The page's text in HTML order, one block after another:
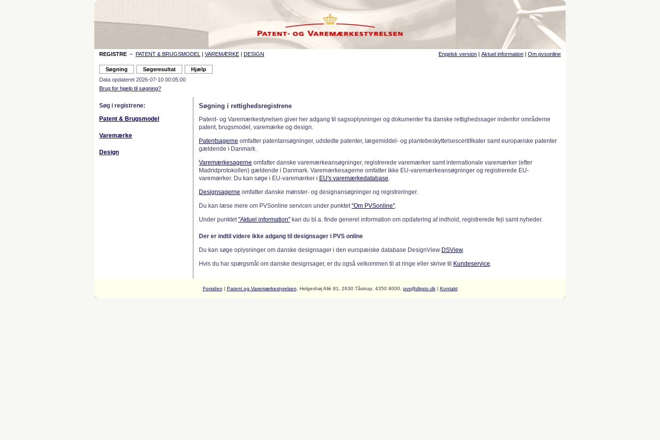
REGISTRE – PATENT & BRUGSMODEL | VAREMÆRKE | DESIGN Engelsk version | Aktuel information | Om pvsonline
Data opdateret 2026-07-10 00:05:00
Brug for hjælp til søgning?
Søg i registrene:
Patent & Brugsmodel
Varemærke
Design
Søgning i rettighedsregistrene
Patent- og Varemærkestyrelsen giver her adgang til sagsoplysninger og dokumenter fra danske rettighedssager indenfor områderne
patent, brugsmodel, varemærke og design.
Patentsagerne omfatter patentansøgninger, udstedte patenter, lægemiddel- og plantebeskyttelsescertifikater samt europæiske patenter
gældende i Danmark.
Varemærkesagerne omfatter danske varemærkeansøgninger, registrerede varemærker samt internationale varemærker (efter
Madridprotokollen) gældende i Danmark. Varemærkesagerne omfatter ikke EU-varemærkeansøgninger og registrerede EU-
varemærker. Du kan søge i EU-varemærker i EU's varemærkedatabase.
Designsagerne omfatter danske mønster- og designansøgninger og registreringer.
Du kan læse mere om PVSonline servicen under punktet"Om PVSonline".
Under punktet"Aktuel information" kan du bl.a. finde generel information om opdatering af indhold, registrerede fejl samt nyheder.
Der er indtil videre ikke adgang til designsager i PVS online
Du kan søge oplysninger om danske designsager i den europæiske database DesignView DSView.
Hvis du har spørgsmål om danske designsager, er du også velkommen til at ringe eller skrive til
Kundeservice.
Forsiden | Patent og Varemærkestyrelsen , Helgeshøj Allé 81, 2630 Tåstrup, 4350 8000, pvs@dkpto.dk| Kontakt